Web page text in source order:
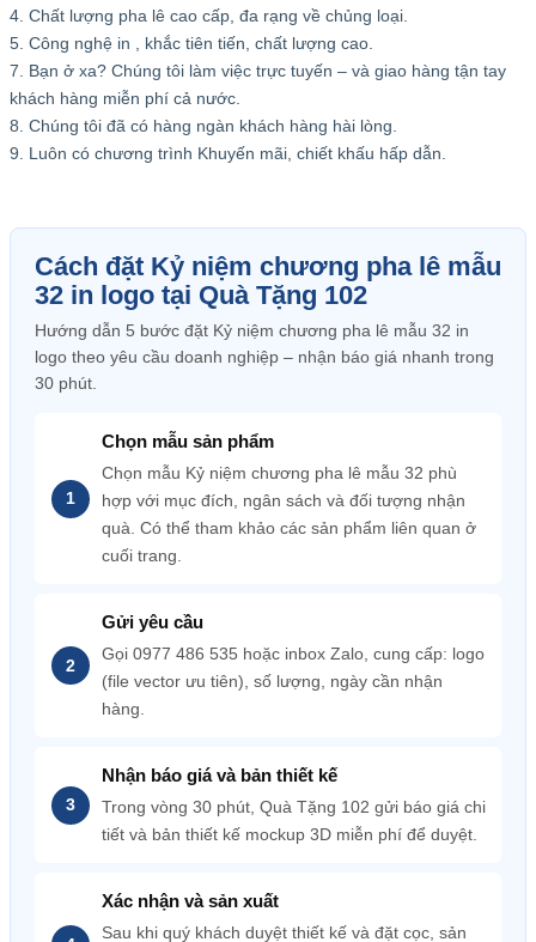
4. Chất lượng pha lê cao cấp, đa rạng về chủng loại.
5. Công nghệ in , khắc tiên tiến, chất lượng cao.
7. Bạn ở xa? Chúng tôi làm việc trực tuyến – và giao hàng tận tay
khách hàng miễn phí cả nước.
8. Chúng tôi đã có hàng ngàn khách hàng hài lòng.
9. Luôn có chương trình Khuyến mãi, chiết khấu hấp dẫn.
Cách đặt Kỷ niệm chương pha lê mẫu
32 in logo tại Quà Tặng 102
Hướng dẫn 5 bước đặt Kỷ niệm chương pha lê mẫu 32 in
logo theo yêu cầu doanh nghiệp – nhận báo giá nhanh trong
30 phút.
Chọn mẫu sản phẩm
Chọn mẫu Kỷ niệm chương pha lê mẫu 32 phù
hợp với mục đích, ngân sách và đối tượng nhận
quà. Có thể tham khảo các sản phẩm liên quan ở
cuối trang.
Gửi yêu cầu
Gọi 0977 486 535 hoặc inbox Zalo, cung cấp: logo
(file vector ưu tiên), số lượng, ngày cần nhận
hàng.
Nhận báo giá và bản thiết kế
Trong vòng 30 phút, Quà Tặng 102 gửi báo giá chi
tiết và bản thiết kế mockup 3D miễn phí để duyệt.
Xác nhận và sản xuất
Sau khi quý khách duyệt thiết kế và đặt cọc, sản